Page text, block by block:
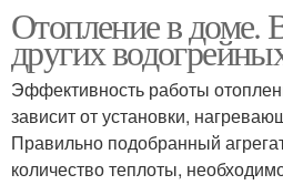
Отопление в доме.
других
Эффективность работы
зависит от установки,
Правильно подобранный
количество теплоты,